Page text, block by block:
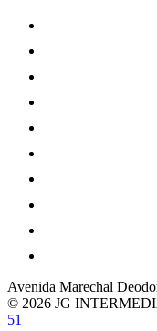
Avenida Marechal
© 2026 JG
51